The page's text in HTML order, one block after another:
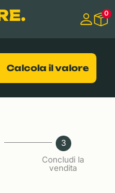
0
Calcola il valore
3
Concludi la
vendita